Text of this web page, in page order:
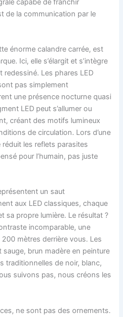
de la communication par le
énorme calandre carrée, est
Ici, elle s’élargit et s’intègre
redessiné. Les phares LED
pas simplement
une présence nocturne quasi
LED peut s’allumer ou
créant des motifs lumineux
de circulation. Lors d’une
les reflets parasites
pour l’humain, pas juste
un saut
aux LED classiques, chaque
sa propre lumière. Le résultat ?
incomparable, une
mètres derrière vous. Les
brun madère en peinture
traditionnelles de noir, blanc,
suivons pas, nous créons les
ne sont pas des ornements.